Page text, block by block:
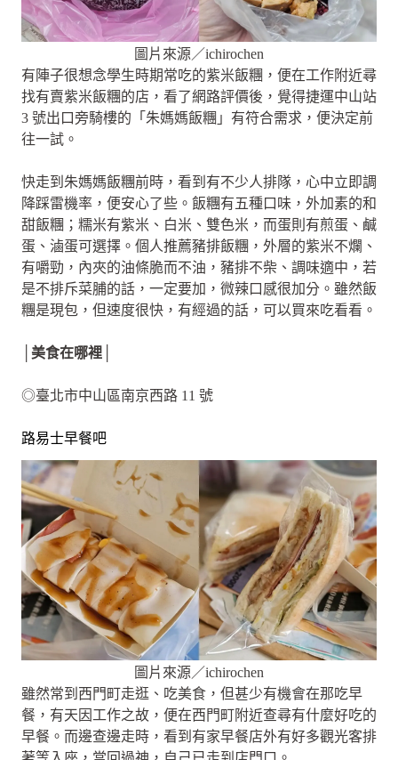
圖片來源／ichirochen
有陣子很想念學生時期常吃的紫米飯糰，便在工作附近尋
找有賣紫米飯糰的店，看了網路評價後，覺得捷運中山站
3 號出口旁騎樓的「朱媽媽飯糰」有符合需求，便決定前
往一試。
快走到朱媽媽飯糰前時，看到有不少人排隊，心中立即調
降踩雷機率，便安心了些。飯糰有五種口味，外加素的和
甜飯糰；糯米有紫米、白米、雙色米，而蛋則有煎蛋、鹹
蛋、滷蛋可選擇。個人推薦豬排飯糰，外層的紫米不爛、
有嚼勁，內夾的油條脆而不油，豬排不柴、調味適中，若
是不排斥菜脯的話，一定要加，微辣口感很加分。雖然飯
糰是現包，但速度很快，有經過的話，可以買來吃看看。
│美食在哪裡│
◎臺北市中山區南京西路 11 號
路易士早餐吧
圖片來源／ichirochen
雖然常到西門町走逛、吃美食，但甚少有機會在那吃早
餐，有天因工作之故，便在西門町附近查尋有什麼好吃的
早餐。而邊查邊走時，看到有家早餐店外有好多觀光客排